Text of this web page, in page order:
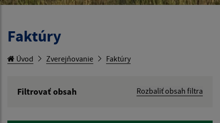
Faktúry
Úvod Zverejňovanie Faktúry
Filtrovať obsah
Rozbaliť obsah filtra